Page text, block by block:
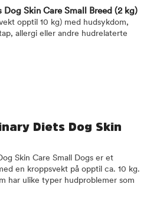
Dog Skin Care Small Breed (2 kg)
opptil 10 kg) med hudsykdom,
allergi eller andre hudrelaterte
Diets Dog Skin
Skin Care Small Dogs er et
en kroppsvekt på opptil ca. 10 kg.
har ulike typer hudproblemer som